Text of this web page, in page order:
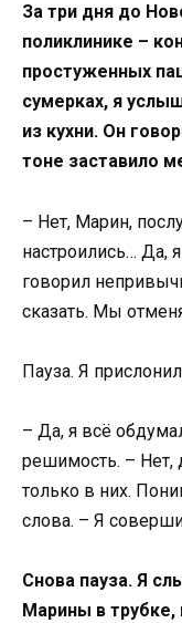
За три дня до
поликлинике –
простуженных
сумерках, я
из кухни. Он
тоне заставило
– Нет, Марин,
настроились… Да,
говорил
сказать. Мы
Пауза. Я
– Да, я всё
решимость. – Нет,
только в них.
слова. – Я
Снова пауза. Я
Марины в трубке,